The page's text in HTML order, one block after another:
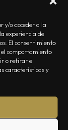
y/o acceder a la
experiencia de
El consentimiento
el comportamiento
o retirar el
características y
DE PRIVACIDAD